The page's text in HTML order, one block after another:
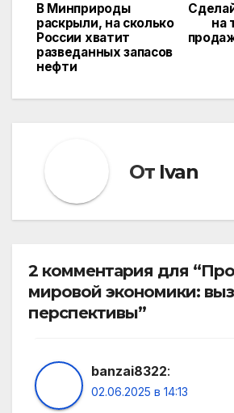
Навигация
по
записям
на
В Минприроды
раскрыли, на сколько
России хватит
разведанных запасов
нефти
От Ivan
2 комментария для
мировой экономики:
перспективы”
banzai8322:
02.06.2025 в 14:13